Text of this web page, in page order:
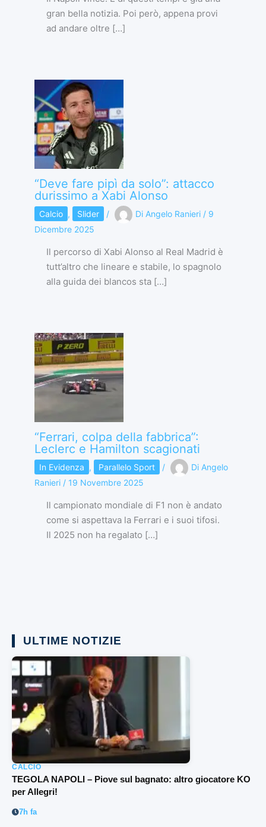
gran bella notizia. Poi però, appena provi
ad andare oltre […]
“Deve fare pipì da solo”: attacco
durissimo a Xabi Alonso
Calcio , Slider / Di Angelo Ranieri / 9
Dicembre 2025
Il percorso di Xabi Alonso al Real Madrid è
tutt’altro che lineare e stabile, lo spagnolo
alla guida dei blancos sta […]
“Ferrari, colpa della fabbrica”:
Leclerc e Hamilton scagionati
In Evidenza , Parallelo Sport / Di Angelo
Ranieri / 19 Novembre 2025
Il campionato mondiale di F1 non è andato
come si aspettava la Ferrari e i suoi tifosi.
Il 2025 non ha regalato […]
ULTIME NOTIZIE
CALCIO
TEGOLA NAPOLI – Piove sul bagnato: altro giocatore KO
per Allegri!
7h fa